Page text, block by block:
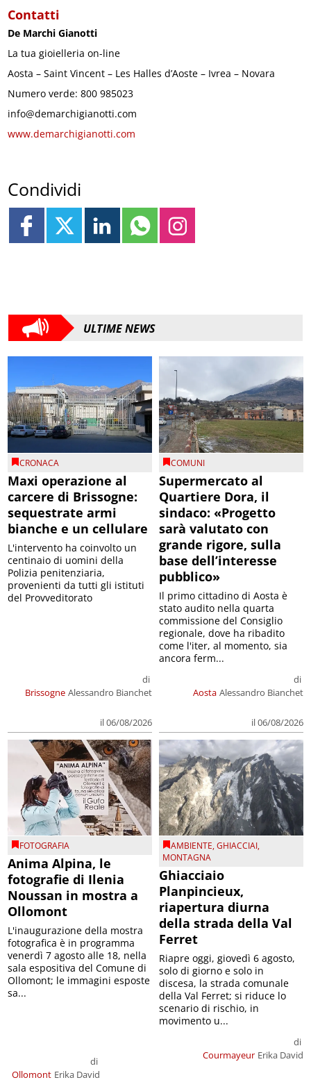
Contatti
De Marchi Gianotti
La tua gioielleria on-line
Aosta – Saint Vincent – Les Halles d’Aoste – Ivrea – Novara
Numero verde: 800 985023
info@demarchigianotti.com
www.demarchigianotti.com
Condividi
ULTIME NEWS
CRONACA
Maxi operazione al
carcere di Brissogne:
sequestrate armi
bianche e un cellulare
Brissogne
di
Alessandro Bianchet
il 06/08/2026
L'intervento ha coinvolto un
centinaio di uomini della
Polizia penitenziaria,
provenienti da tutti gli istituti
del Provveditorato
COMUNI
Supermercato al
Quartiere Dora, il
sindaco: «Progetto
sarà valutato con
grande rigore, sulla
base dell’interesse
pubblico»
Aosta
di
Alessandro Bianchet
il 06/08/2026
Il primo cittadino di Aosta è
stato audito nella quarta
commissione del Consiglio
regionale, dove ha ribadito
come l'iter, al momento, sia
ancora ferm...
FOTOGRAFIA
Anima Alpina, le
fotografie di Ilenia
Noussan in mostra a
Ollomont
Ollomont
di
Erika David
L'inaugurazione della mostra
fotografica è in programma
venerdì 7 agosto alle 18, nella
sala espositiva del Comune di
Ollomont; le immagini esposte
sa...
AMBIENTE,GHIACCIAI,
MONTAGNA
Ghiacciaio
Planpincieux,
riapertura diurna
della strada della Val
Ferret
Courmayeur
di
Erika David
Riapre oggi, giovedì 6 agosto,
solo di giorno e solo in
discesa, la strada comunale
della Val Ferret; si riduce lo
scenario di rischio, in
movimento u...